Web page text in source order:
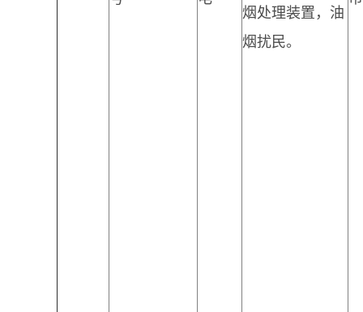
烟处理装置，油
烟扰民。